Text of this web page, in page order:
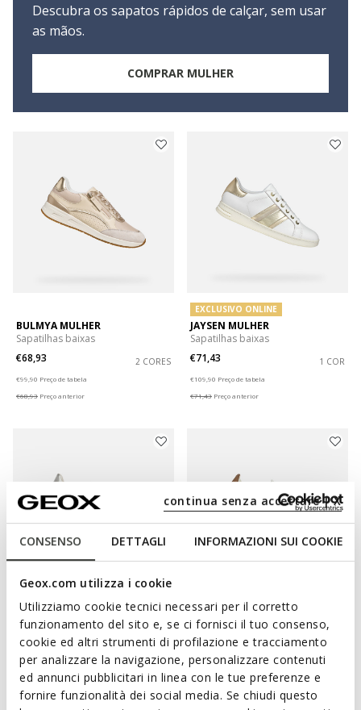
CONSENSO DETTAGLI INFORMAZIONI SUI COOKIE
Geox.com utilizza i cookie
Utilizziamo cookie tecnici necessari per il corretto
funzionamento del sito e, se ci fornisci il tuo consenso,
cookie ed altri strumenti di profilazione e tracciamento
per analizzare la navigazione, personalizzare contenuti
ed annunci pubblicitari in linea con le tue preferenze e
fornire funzionalità dei social media. Se chiudi questo
continua senza accettare | X
Descubra os sapatos rápidos de calçar, sem usar
as mãos.
COMPRAR MULHER
BULMYA MULHER
Sapatilhas baixas
€68,93
2 CORES
€99,90 Preço de tabela
€68,93 Preço anterior
EXCLUSIVO ONLINE
JAYSEN MULHER
Sapatilhas baixas
€71,43
1 COR
€109,90 Preço de tabela
€71,43 Preço anterior
EXCLUSIVO ONLINE
BLOMIEE MULHER
Sapatilhas baixas
€64,93
1 COR
Price reduced from
€99,90
Preço de tabela
€64,93Preço anterior
AERANTIS MULHER
Sapatilhas de pele
€88,44
1 COR
€149,90 Preço de tabela
€88,44Preço anterior